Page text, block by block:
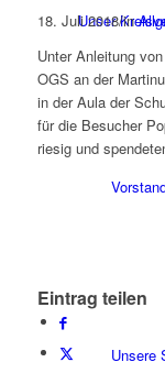
Unser
Unsere
18. Juli 2018/in
Unter Anleitung
OGS an der
in der Aula der
für die Besucher
riesig und
Eintrag teilen